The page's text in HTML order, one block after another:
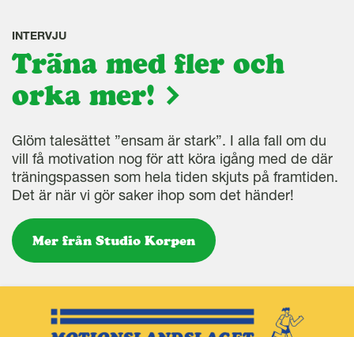
INTERVJU
Träna med fler och
orka mer!
Glöm talesättet ”ensam är stark”. I alla fall om du
vill få motivation nog för att köra igång med de där
träningspassen som hela tiden skjuts på framtiden.
Det är när vi gör saker ihop som det händer!
Mer från Studio Korpen